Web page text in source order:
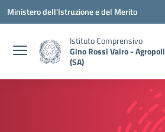
Vai ai contenuti
Vai al menu di navigazione
Vai al footer
Ministero dell'Istruzione e del Merito
Istituto Comprensivo
Gino Rossi Vairo - Agropoli
(SA)